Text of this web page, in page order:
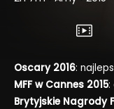
Oscary 2016:
MFF w Cannes 2015
Brytyjskie Nagrody